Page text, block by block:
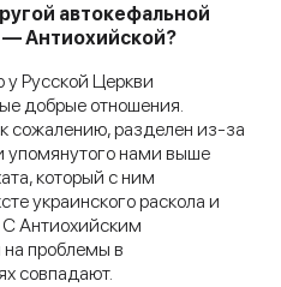
автокефальной
Антиохийской?
Русской Церкви
добрые отношения.
сожалению, разделен из-за
упомянутого нами выше
который с ним
украинского раскола и
С Антиохийским
проблемы в
совпадают.